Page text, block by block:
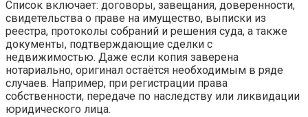
Список включает: договоры, завещания, доверенности,
свидетельства о праве на имущество, выписки из
реестра, протоколы собраний и решения суда, а также
документы, подтверждающие сделки с
недвижимостью. Даже если копия заверена
нотариально, оригинал остаётся необходимым в ряде
случаев. Например, при регистрации права
собственности, передаче по наследству или ликвидации
юридического лица.